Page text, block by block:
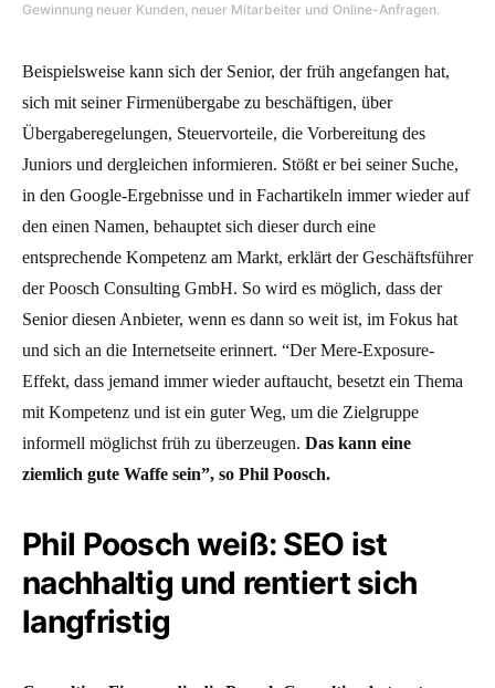
Gewinnung neuer Kunden, neuer Mitarbeiter und Online-Anfragen.
Beispielsweise kann sich der Senior, der früh angefangen hat,
sich mit seiner Firmenübergabe zu beschäftigen, über
Übergaberegelungen, Steuervorteile, die Vorbereitung des
Juniors und dergleichen informieren. Stößt er bei seiner Suche,
in den Google-Ergebnisse und in Fachartikeln immer wieder auf
den einen Namen, behauptet sich dieser durch eine
entsprechende Kompetenz am Markt, erklärt der Geschäftsführer
der Poosch Consulting GmbH. So wird es möglich, dass der
Senior diesen Anbieter, wenn es dann so weit ist, im Fokus hat
und sich an die Internetseite erinnert. “Der Mere-Exposure-
Effekt, dass jemand immer wieder auftaucht, besetzt ein Thema
mit Kompetenz und ist ein guter Weg, um die Zielgruppe
informell möglichst früh zu überzeugen. Das kann eine
ziemlich gute Waffe sein”, so Phil Poosch.
Phil Poosch weiß: SEO ist
nachhaltig und rentiert sich
langfristig